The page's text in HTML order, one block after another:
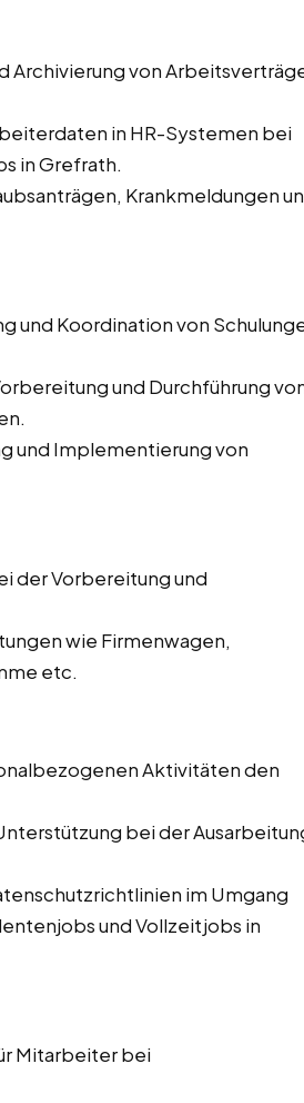
Archivierung von
in HR-Systemen bei
in Grefrath.
Krankmeldungen
und Koordination von
und Durchführung
und Implementierung von
der Vorbereitung und
wie Firmenwagen,
etc.
Aktivitäten den
bei der
im Umgang
und Vollzeitjobs in
Mitarbeiter bei